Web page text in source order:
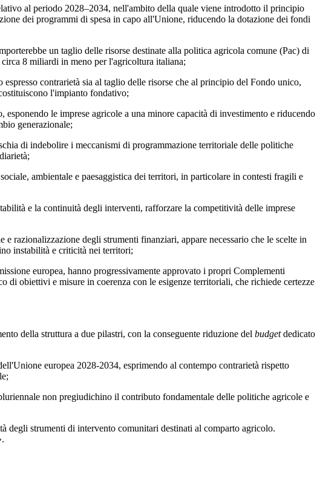
al periodo 2028–2034, nell'ambito della quale viene introdotto il principio
dei programmi di spesa in capo all'Unione, riducendo la dotazione dei fondi
un taglio delle risorse destinate alla politica agricola comune (Pac) di
8 miliardi in meno per l'agricoltura italiana;
contrarietà sia al taglio delle risorse che al principio del Fondo unico,
l'impianto fondativo;
le imprese agricole a una minore capacità di investimento e riducendo
generazionale;
di indebolire i meccanismi di programmazione territoriale delle politiche
ambientale e paesaggistica dei territori, in particolare in contesti fragili e
e la continuità degli interventi, rafforzare la competitività delle imprese
degli strumenti finanziari, appare necessario che le scelte in
instabilità e criticità nei territori;
europea, hanno progressivamente approvato i propri Complementi
obiettivi e misure in coerenza con le esigenze territoriali, che richiede certezze
della struttura a due pilastri, con la conseguente riduzione del budgetdedicato
europea 2028-2034, esprimendo al contempo contrarietà rispetto
non pregiudichino il contributo fondamentale delle politiche agricole e
degli strumenti di intervento comunitari destinati al comparto agricolo.